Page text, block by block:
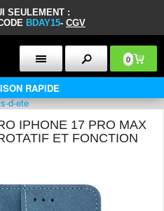
SEULEMENT :
BDAY15- CGV
0
RAPIDE
IPHONE 17 PRO MAX
ET FONCTION